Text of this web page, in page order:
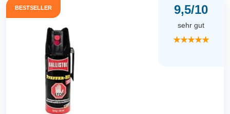
BESTSELLER 9,5/10
sehr gut
★★★★★